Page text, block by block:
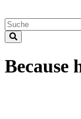
Because